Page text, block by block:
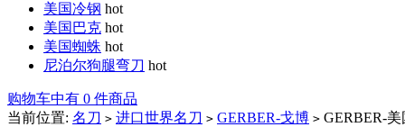
美国冷钢 hot
美国巴克 hot
美国蜘蛛 hot
尼泊尔狗腿弯刀 hot
购物车中有 0 件商品
当前位置: 名刀 > 进口世界名刀 > GERBER-戈博 > GERBER-美